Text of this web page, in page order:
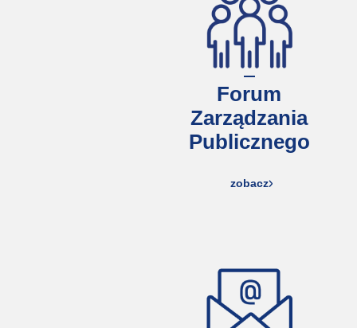
Forum
Zarządzania
Publicznego
zobacz